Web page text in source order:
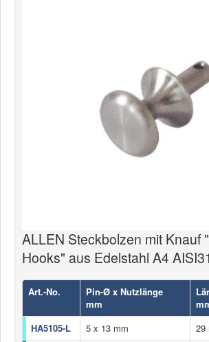
Katalogcenter
Kataloge bestellen
Jobs
Segeltuch
ALLEN Steckbolzen mit Knauf
Hooks" aus Edelstahl A4
Art.-No.
Pin-Ø x Nutzlänge
mm
HA5105-L 5 x 13 mm 29